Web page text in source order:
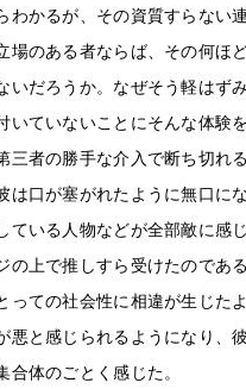
かるが、その資質すらない
のある者ならば、その何ほ
だろうか。なぜそう軽はず
いていないことにそんな体験
者の勝手な介入で断ち切れ
は口が塞がれたように無口に
ている人物などが全部敵に感
上で推しすら受けたのであ
ての社会性に相違が生じた
悪と感じられるようになり、
体のごとく感じた。